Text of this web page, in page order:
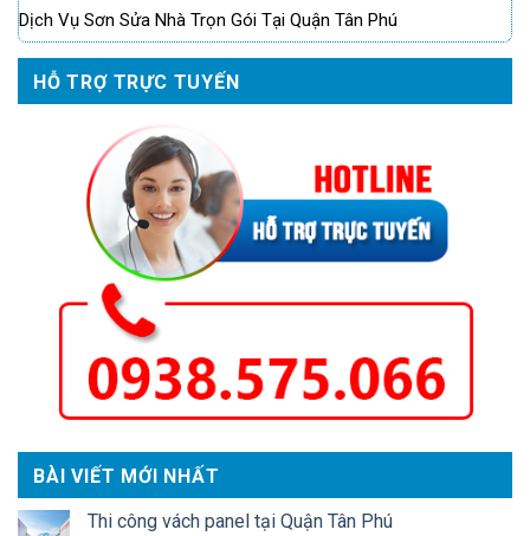
Dịch Vụ Sơn Sửa Nhà Trọn Gói Tại Quận Tân Phú
HỖ TRỢ TRỰC TUYẾN
BÀI VIẾT MỚI NHẤT
Thi công vách panel tại Quận Tân Phú